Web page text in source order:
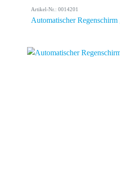
Artikel-Nr.: 0014201
Automatischer Regenschirm